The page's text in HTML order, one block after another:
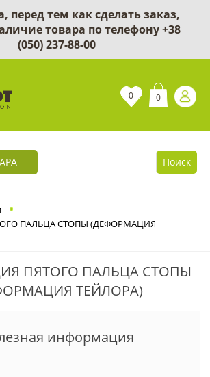
перед тем как сделать заказ,
товара по телефону+38
(050) 237-88-00
0 0
Поиск
ПАЛЬЦА СТОПЫ (ДЕФОРМАЦИЯ
ПЯТОГО ПАЛЬЦА СТОПЫ
ТЕЙЛОРА)
информация